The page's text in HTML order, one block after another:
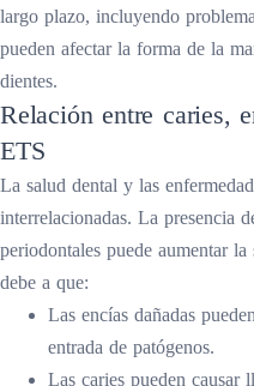
largo plazo, incluyendo
pueden afectar la forma de la
dientes.
Relación entre caries,
ETS
La salud dental y las
interrelacionadas. La presencia
periodontales puede aumentar
debe a que:
Las encías dañadas
entrada de patógenos.
Las caries pueden causar